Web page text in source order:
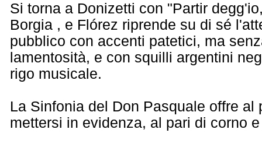
Si torna a Donizetti con "Partir
Borgia , e Flórez riprende su di sé
pubblico con accenti patetici, ma
lamentosità, e con squilli argentini
rigo musicale.
La Sinfonia del Don Pasquale offre al
mettersi in evidenza, al pari di corno